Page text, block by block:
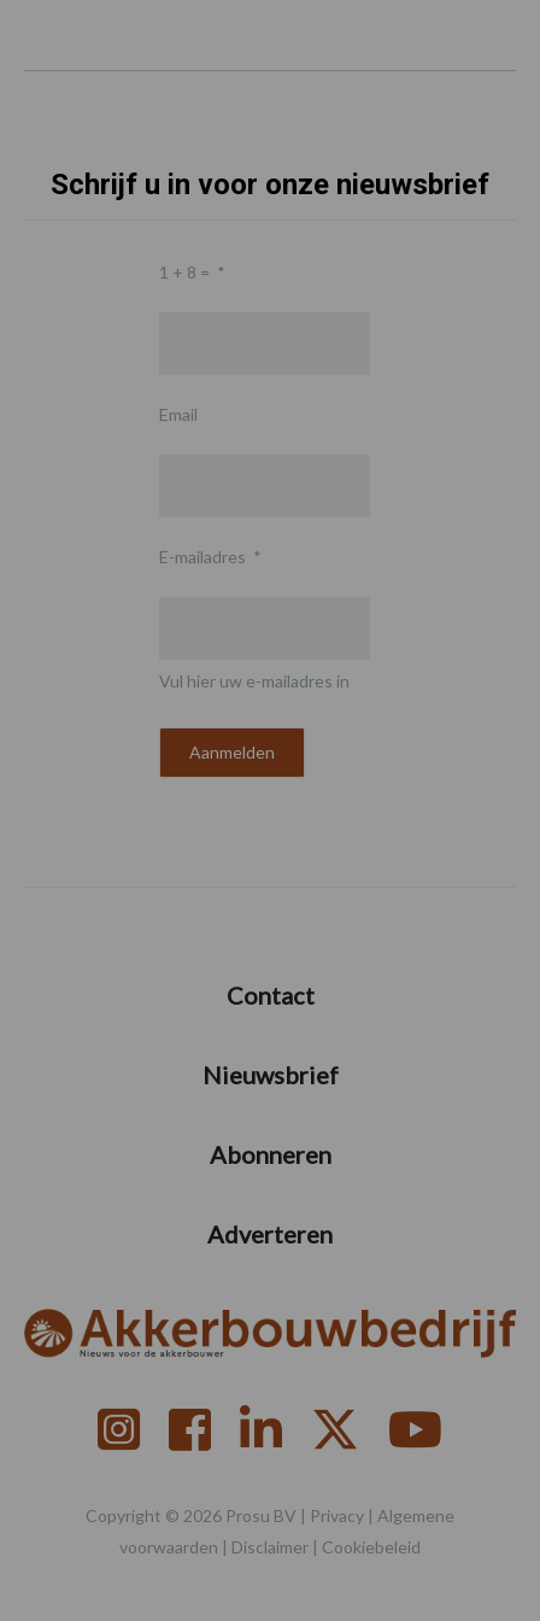
Schrijf u in voor onze nieuwsbrief
1 + 8 = *
Email
E-mailadres *
Vul hier uw e-mailadres in
Contact
Nieuwsbrief
Abonneren
Adverteren
Copyright © 2026 Prosu BV | Privacy | Algemene
voorwaarden | Disclaimer | Cookiebeleid